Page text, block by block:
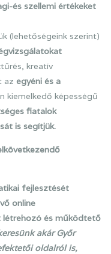
és szellemi értékeket
(lehetőségeink szerint)
kreatív
az egyéni és a
kiemelkedő képességű
fiatalok
is segítjük.
fejlesztését
online
létrehozó és működtető
akár Győr
oldalról is,